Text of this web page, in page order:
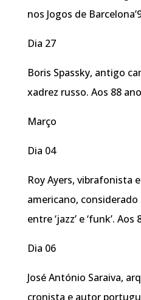
nos Jogos de
Dia 27
Boris Spassky, antigo
xadrez russo. Aos 88
Março
Dia 04
Roy Ayers, vibrafonista
americano,
entre ‘jazz’ e ‘funk’. Aos
Dia 06
José António Saraiva,
cronista e autor